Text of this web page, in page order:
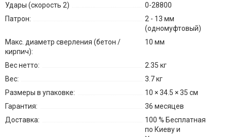
Удары (скорость 2)
0-28800
Патрон:
2 - 13 мм
(одномуфтовый)
Макс. диаметр сверления (бетон /
кирпич):
10 мм
Вес нетто:
2.35 кг
Вес:
3.7 кг
Размеры в упаковке:
10 × 34.5 × 35 см
Гарантия:
36 месяцев
Доставка:
100 % Бесплатная
по Киеву и